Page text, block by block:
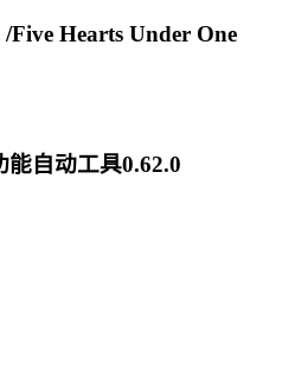
Five Hearts Under One
自动工具0.62.0